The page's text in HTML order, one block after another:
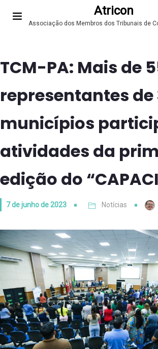
Atricon
Associação dos Membros dos Tribunais de
TCM-PA: Mais de
representantes de
municípios
atividades da
edição do
7 de junho de 2023 Notícias